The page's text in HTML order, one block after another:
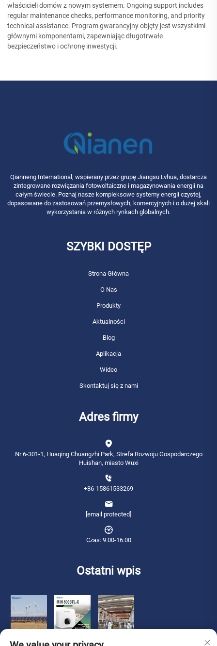
właścicieli domów z nowym systemem. Ongoing support includes
regular maintenance checks, performance monitoring, and priority
technical assistance. Program gwarancyjny objęty jest wszystkimi
głównymi komponentami, zapewniając długotrwałe
bezpieczeństwo i ochronę inwestycji.
Qianneng International, wspierany przez grupę Jiangsu Lvhua, dostarcza
zintegrowane rozwiązania fotowoltaiczne i magazynowania energii na
całym świecie. Poznaj nasze kompleksowe systemy energii czystej,
dopasowane do zastosowań przemysłowych, komercyjnych i o dużej skali
wykorzystania w różnych rynkach globalnych.
SZYBKI DOSTĘP
Strona Główna
O Nas
Produkty
Aktualności
Blog
Aplikacja
Wideo
Skontaktuj się z nami
Adres firmy
Nr 6-301-1, Huaqing Chuangzhi Park, Strefa Rozwoju Gospodarczego
Huishan, miasto Wuxi
+86-15861533269
[email protected]
Czas: 9.00-16.00
Ostatni wpis